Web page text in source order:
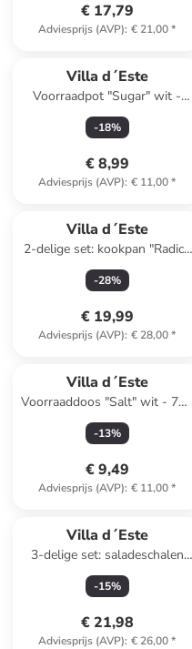
€ 17,79
Adviesprijs (AVP): € 21,00*
Villa d´Este
Voorraadpot "Sugar" wit -
750 ml
-18%
€ 8,99
Adviesprijs (AVP): € 11,00*
Villa d´Este
2-delige set: kookpan "Radici"
zilverkleurig - Ø 14 cm
-28%
€ 19,99
Adviesprijs (AVP): € 28,00*
Villa d´Este
Voorraaddoos "Salt" wit - 750
ml
-13%
€ 9,49
Adviesprijs (AVP): € 11,00*
Villa d´Este
3-delige set: saladeschalen
"Victionary" wit - Ø 25 cm
-15%
€ 21,98
Adviesprijs (AVP): € 26,00*